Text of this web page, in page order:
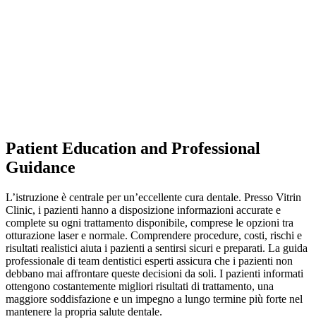
Patient Education and Professional
Guidance
L’istruzione è centrale per un’eccellente cura dentale. Presso Vitrin
Clinic, i pazienti hanno a disposizione informazioni accurate e
complete su ogni trattamento disponibile, comprese le opzioni tra
otturazione laser e normale. Comprendere procedure, costi, rischi e
risultati realistici aiuta i pazienti a sentirsi sicuri e preparati. La guida
professionale di team dentistici esperti assicura che i pazienti non
debbano mai affrontare queste decisioni da soli. I pazienti informati
ottengono costantemente migliori risultati di trattamento, una
maggiore soddisfazione e un impegno a lungo termine più forte nel
mantenere la propria salute dentale.